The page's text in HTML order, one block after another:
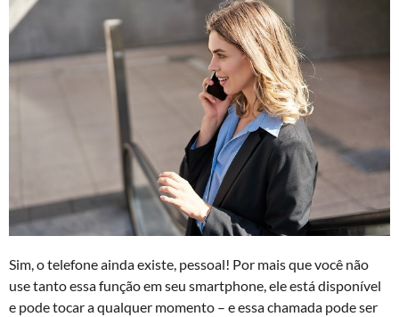
Sim, o telefone ainda existe, pessoal! Por mais que você não
use tanto essa função em seu smartphone, ele está disponível
e pode tocar a qualquer momento – e essa chamada pode ser